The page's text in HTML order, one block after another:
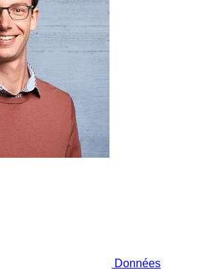
Données